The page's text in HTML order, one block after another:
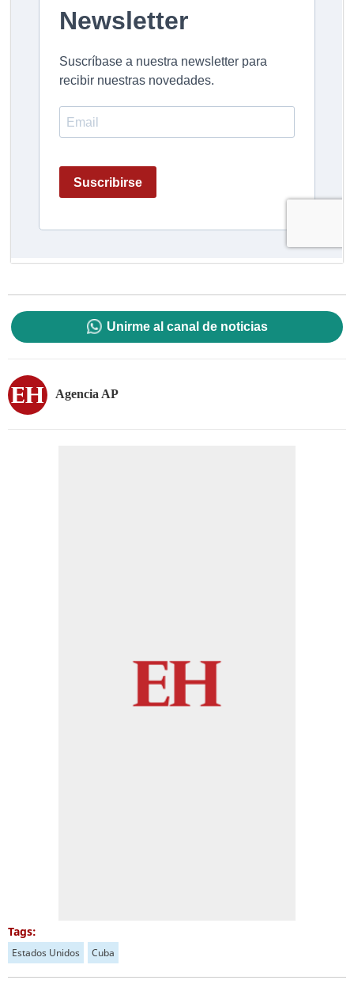
Unirme al canal de noticias
Agencia AP
Tags:
Estados Unidos Cuba